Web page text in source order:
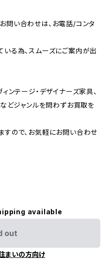
問い合わせは、お電話/コンタ
る為、スムーズにご案内が出
ンテージ・デザイナーズ家具、
などジャンルを問わずお買取を
ので、お気軽にお問い合わせ
available
out
まいの方向け